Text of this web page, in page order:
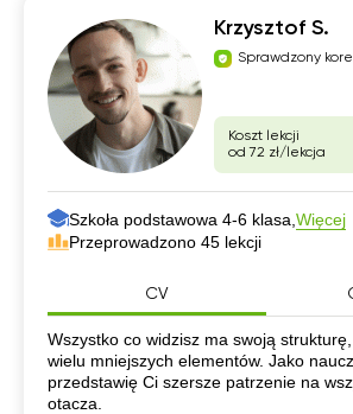
Krzysztof S.
Sprawdzony
Koszt lekcji
od 72 zł/lekcja
Szkoła podstawowa 4-6 klasa, Więcej
Przeprowadzono 45 lekcji
CV
CV
Wszystko co widzisz ma swoją strukturę,
wielu mniejszych elementów. Jako
przedstawię Ci szersze patrzenie na
otacza.